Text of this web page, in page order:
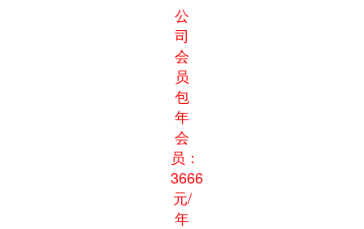
公
司
会
员
包
年
会
员：
3666
元/
年